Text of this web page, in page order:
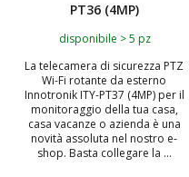
PT36 (4MP)
disponibile > 5 pz
La telecamera di sicurezza PTZ
Wi-Fi rotante da esterno
Innotronik ITY-PT37 (4MP) per il
monitoraggio della tua casa,
casa vacanze o azienda è una
novità assoluta nel nostro e-
shop. Basta collegare la ...